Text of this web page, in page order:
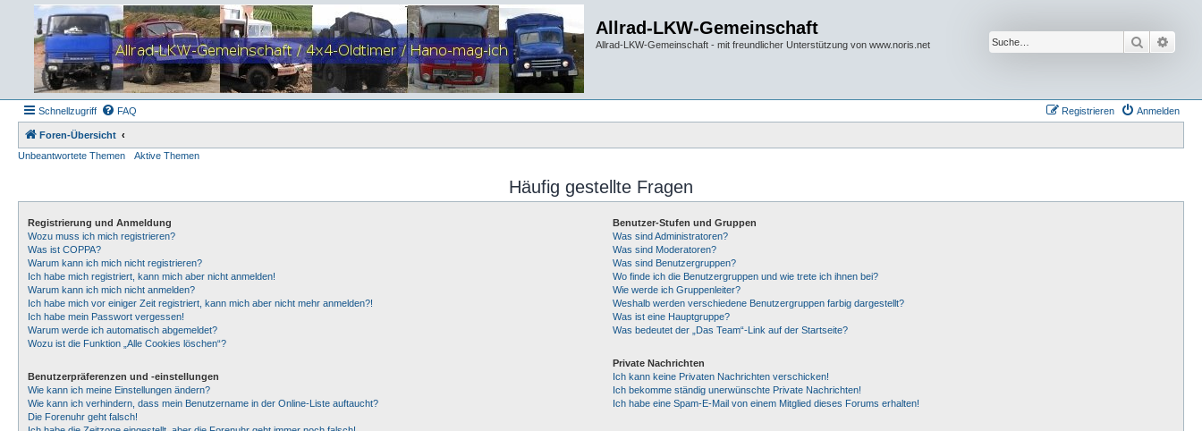
Allrad-LKW-Gemeinschaft
Allrad-LKW-Gemeinschaft - mit freundlicher Unterstützung von www.noris.net Suche
Schnellzugriff FAQ Anmelden
Registrieren
Foren-Übersicht
Unbeantwortete Themen
Aktive Themen
Häufig gestellte Fragen
Registrierung und Anmeldung
Wozu muss ich mich registrieren?
Was ist COPPA?
Warum kann ich mich nicht registrieren?
Ich habe mich registriert, kann mich aber nicht anmelden!
Warum kann ich mich nicht anmelden?
Ich habe mich vor einiger Zeit registriert, kann mich aber nicht mehr anmelden?!
Ich habe mein Passwort vergessen!
Warum werde ich automatisch abgemeldet?
Wozu ist die Funktion „Alle Cookies löschen“?
Benutzerpräferenzen und -einstellungen
Wie kann ich meine Einstellungen ändern?
Wie kann ich verhindern, dass mein Benutzername in der Online-Liste auftaucht?
Die Forenuhr geht falsch!
Benutzer-Stufen und Gruppen
Was sind Administratoren?
Was sind Moderatoren?
Was sind Benutzergruppen?
Wo finde ich die Benutzergruppen und wie trete ich ihnen bei?
Wie werde ich Gruppenleiter?
Weshalb werden verschiedene Benutzergruppen farbig dargestellt?
Was ist eine Hauptgruppe?
Was bedeutet der „Das Team“-Link auf der Startseite?
Private Nachrichten
Ich kann keine Privaten Nachrichten verschicken!
Ich bekomme ständig unerwünschte Private Nachrichten!
Ich habe eine Spam-E-Mail von einem Mitglied dieses Forums erhalten!